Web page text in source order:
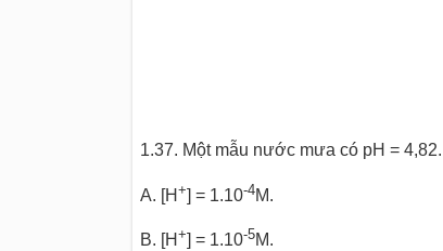
1.37. Một mẫu nước mưa có pH =
A. [H +] = 1.10-4M.
B. [H +] = 1.10-5M.